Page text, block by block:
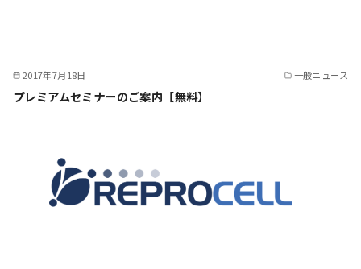
2017年7月18日 一般ニュース
プレミアムセミナーのご案内【無料】